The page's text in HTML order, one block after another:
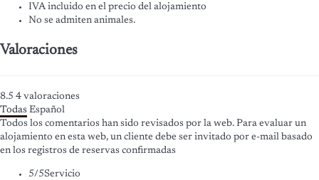
IVA incluido en el precio del alojamiento
No se admiten animales.
Valoraciones
8.5 4 valoraciones
Todas Español
Todos los comentarios han sido revisados por la web. Para evaluar un
alojamiento en esta web, un cliente debe ser invitado por e-mail basado
en los registros de reservas confirmadas
5/5Servicio